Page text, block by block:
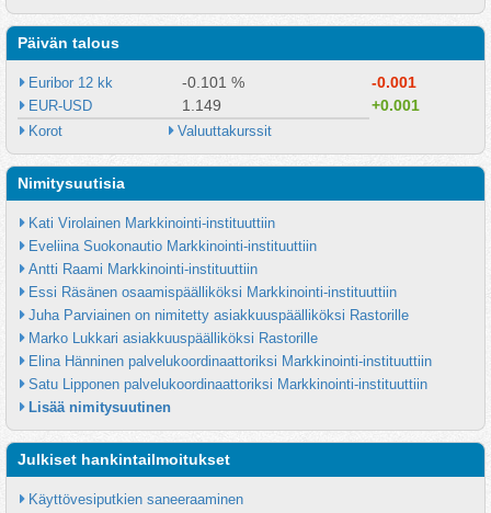
Päivän talous
Euribor 12 kk -0.101 % -0.001
EUR-USD 1.149 +0.001
Korot Valuuttakurssit
Nimitysuutisia
Kati Virolainen Markkinointi-instituuttiin
Eveliina Suokonautio Markkinointi-instituuttiin
Antti Raami Markkinointi-instituuttiin
Essi Räsänen osaamispäälliköksi Markkinointi-instituuttiin
Juha Parviainen on nimitetty asiakkuuspäälliköksi Rastorille
Marko Lukkari asiakkuuspäälliköksi Rastorille
Elina Hänninen palvelukoordinaattoriksi Markkinointi-instituuttiin
Satu Lipponen palvelukoordinaattoriksi Markkinointi-instituuttiin
Lisää nimitysuutinen
Julkiset hankintailmoitukset
Käyttövesiputkien saneeraaminen